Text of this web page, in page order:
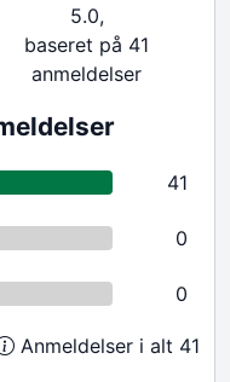
5.0,
baseret på 41
anmeldelser
41
0
0
Anmeldelser i alt 41